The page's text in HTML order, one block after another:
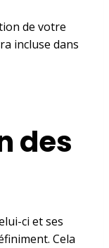
de votre
incluse dans
des
ci et ses
Cela